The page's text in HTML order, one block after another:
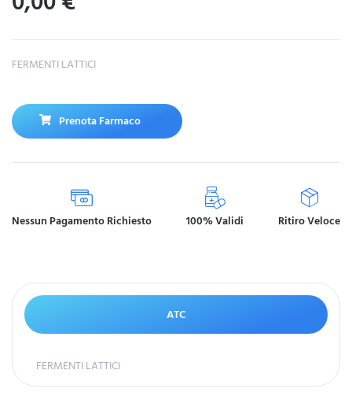
FERMENTI LATTICI
Prenota Farmaco
Nessun Pagamento Richiesto 100% Validi Ritiro Veloce
ATC
FERMENTI LATTICI